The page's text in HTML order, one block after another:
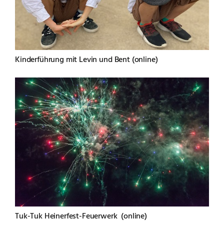
Kinderführung mit Levin und Bent (online)
Tuk-Tuk Heinerfest-Feuerwerk (online)